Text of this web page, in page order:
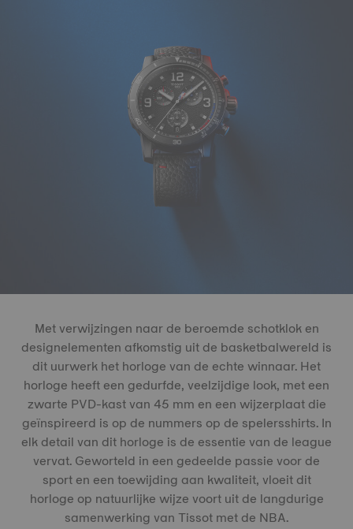
Met verwijzingen naar de beroemde schotklok en
designelementen afkomstig uit de basketbalwereld is
dit uurwerk het horloge van de echte winnaar. Het
horloge heeft een gedurfde, veelzijdige look, met een
zwarte PVD-kast van 45 mm en een wijzerplaat die
geïnspireerd is op de nummers op de spelersshirts. In
elk detail van dit horloge is de essentie van de league
vervat. Geworteld in een gedeelde passie voor de
sport en een toewijding aan kwaliteit, vloeit dit
horloge op natuurlijke wijze voort uit de langdurige
samenwerking van Tissot met de NBA.